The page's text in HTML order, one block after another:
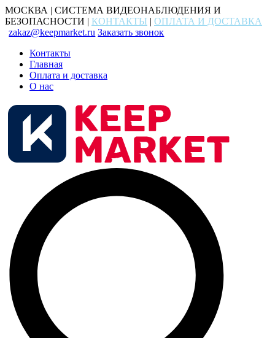
МОСКВА | СИСТЕМА ВИДЕОНАБЛЮДЕНИЯ И
БЕЗОПАСНОСТИ | КОНТАКТЫ | ОПЛАТА И ДОСТАВКА
zakaz@keepmarket.ru Заказать звонок
Контакты
Главная
Оплата и доставка
О нас